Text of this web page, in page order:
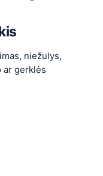
niežulys,
ar gerklės